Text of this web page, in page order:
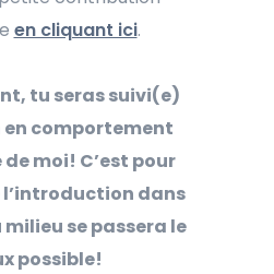
en cliquant ici.
tu seras suivi(e)
en comportement
de moi! C’est pour
l’introduction dans
se passera le
possible!